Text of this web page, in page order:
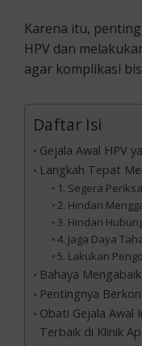
Karena itu,
HPV dan
agar komplikasi
Daftar Isi
Gejala Awal HPV
Langkah Tepat
1. Segera
2. Hindari
3. Hindari
4. Jaga Daya
5. Lakukan
Bahaya
Pentingnya
Obati Gejala Awal
Terbaik di Klinik